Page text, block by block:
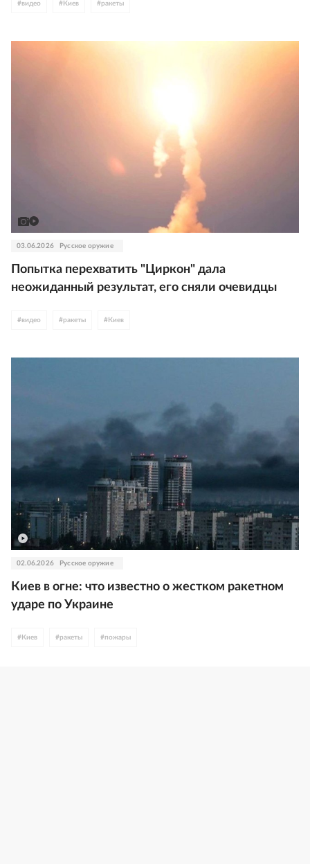
#видео # Киев #ракеты
03.06.2026 Русское оружие
Попытка перехватить "Циркон" дала
неожиданный результат, его сняли очевидцы
#видео #ракеты # Киев
02.06.2026 Русское оружие
Киев в огне: что известно о жестком ракетном
ударе по Украине
# Киев #ракеты #пожары